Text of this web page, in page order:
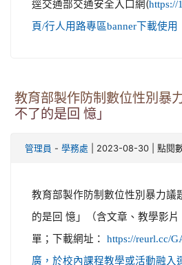
逕交通部交通安全入口網(https://
頁/行人用路專區banner下載使用
教育部製作防制數位性別暴
不了的是回 憶」
管理員 - 學務處 | 2023-08-30 | 點閱
教育部製作防制數位性別暴力議
的是回 憶」（含文章、教學影
單；下載網址： https://reurl.cc/
廣，於校內課程教學或活動融入